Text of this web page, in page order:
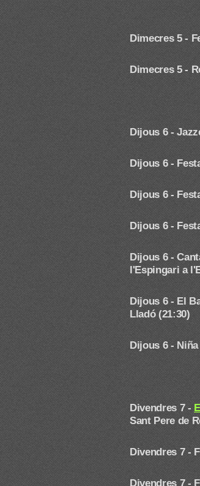
Dimecres 5 -
Dimecres 5 -
Dijous 6 -
Dijous 6 -
Dijous 6 -
Dijous 6 -
Dijous 6 -
l'Espingari a
Dijous 6 - El
Lladó (21:30)
Dijous 6 -
Divendres 7 -
Sant Pere de
Divendres 7 -
Divendres 7 -